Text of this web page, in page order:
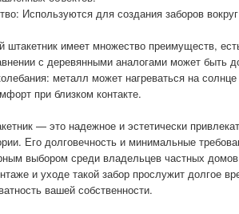
Используются для создания заборов
штакетник имеет множество преимуществ,
с деревянными аналогами может быть
металл может нагреваться на
при близком контакте.
— это надежное и эстетически
Его долговечность и минимальные
выбором среди владельцев частных
и уходе такой забор прослужит долгое
вашей собственности.